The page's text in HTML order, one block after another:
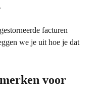
facturen
we je uit hoe je dat
voor